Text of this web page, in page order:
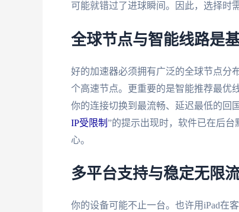
可能就错过了进球瞬间。因此，选择时
全球节点与智能线路是
好的加速器必须拥有广泛的全球节点分
个高速节点。更重要的是智能推荐最优
你的连接切换到最流畅、延迟最低的回
IP受限制 ”的提示出现时，软件已在后
心。
多平台支持与稳定无限
你的设备可能不止一台。也许用iPad在